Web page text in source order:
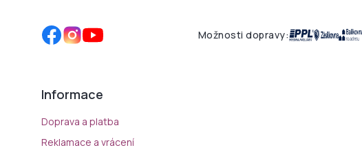
Možnosti dopravy:
Informace
Doprava a platba
Reklamace a vrácení